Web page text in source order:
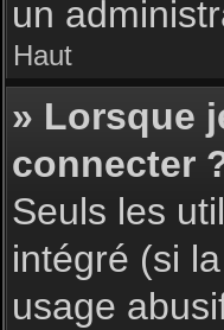
un
Haut
» Lorsque
connecter
Seuls les
intégré (si
usage